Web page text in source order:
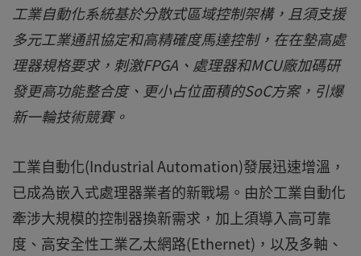
工業自動化系統基於分散式區域控制架構，且須支援
多元工業通訊協定和高精確度馬達控制，在在墊高處
理器規格要求，刺激FPGA、處理器和MCU廠加碼研
發更高功能整合度、更小占位面積的SoC方案，引爆
新一輪技術競賽。
工業自動化(Industrial Automation)發展迅速增溫，
已成為嵌入式處理器業者的新戰場。由於工業自動化
牽涉大規模的控制器換新需求，加上須導入高可靠
度、高安全性工業乙太網路(Ethernet)，以及多軸、